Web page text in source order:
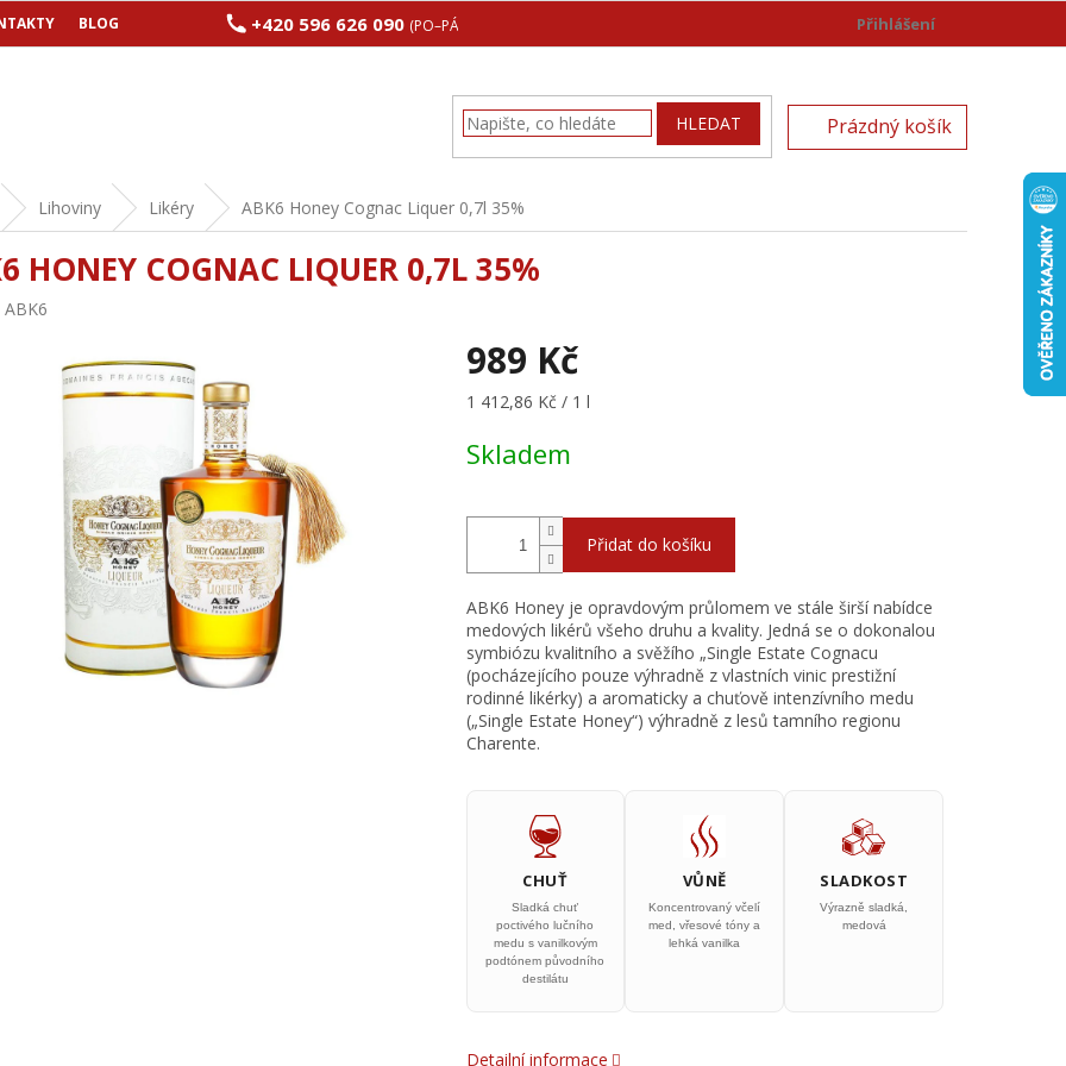
BLOG +420 596 626 090 (PO–PÁ 8:00–17:00) Přihlášení
HLEDAT
NÁKUPNÍ
KOŠÍK
Prázdný košík
Lihoviny Likéry ABK6 Honey Cognac Liquer 0,7l 35%
HONEY COGNAC LIQUER 0,7L 35%
ABK6
989 Kč
Měrná
1 412,86 Kč / 1 l
Skladem
Přidat do košíku
ABK6 Honey je opravdovým průlomem ve stále širší nabídce
medových likérů všeho druhu a kvality. Jedná se o dokonalou
symbiózu kvalitního a svěžího „Single Estate Cognacu
(pocházejícího pouze výhradně z vlastních vinic prestižní
rodinné likérky) a aromaticky a chuťově intenzívního medu
(„Single Estate Honey“) výhradně z lesů tamního regionu
Charente.
CHUŤ
Sladká chuť
poctivého lučního
medu s vanilkovým
podtónem původního
destilátu
VŮNĚ
Koncentrovaný včelí
med, vřesové tóny a
lehká vanilka
SLADKOST
Výrazně sladká,
medová
Detailní informace